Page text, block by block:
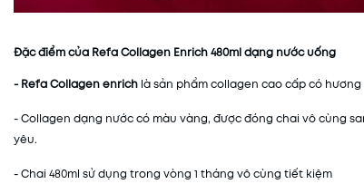
Đặc điểm của Refa Collagen Enrich 480ml dạng nước uống
- Refa Collagen enrich là sản phẩm collagen cao cấp có
- Collagen dạng nước có màu vàng, được đóng chai vô cùng
yêu.
- Chai 480ml sử dụng trong vòng 1 tháng vô cùng tiết kiệm